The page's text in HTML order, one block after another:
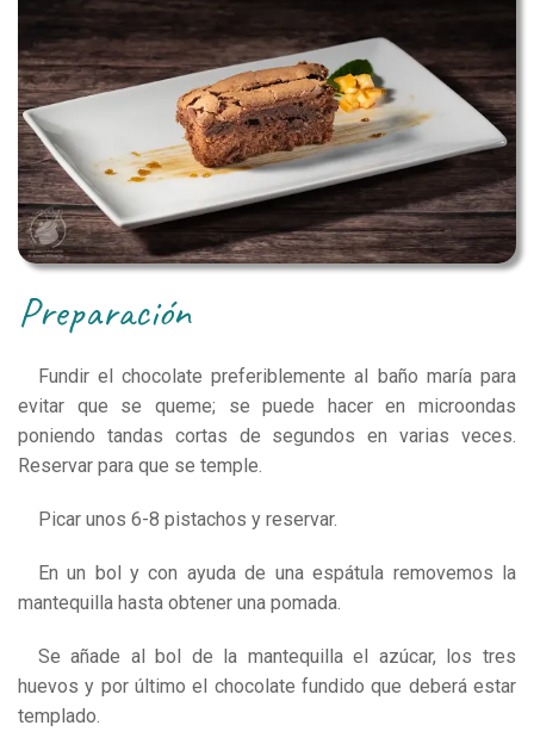
preparación
Fundir el chocolate preferiblemente al baño maría para
evitar que se queme; se puede hacer en microondas
poniendo tandas cortas de segundos en varias veces.
Reservar para que se temple.
Picar unos 6-8 pistachos y reservar.
En un bol y con ayuda de una espátula removemos la
mantequilla hasta obtener una pomada.
Se añade al bol de la mantequilla el azúcar, los tres
huevos y por último el chocolate fundido que deberá estar
templado.